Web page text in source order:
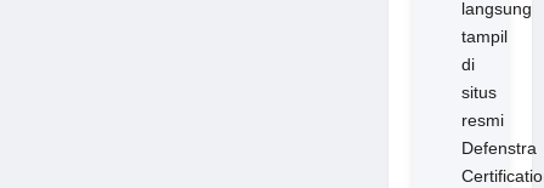
langsung
tampil
di
situs
resmi
Defenstra